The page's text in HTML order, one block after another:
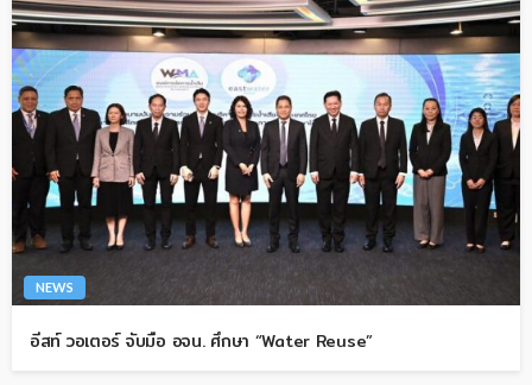
NEWS
อีสท์ วอเตอร์ จับมือ อจน. ศึกษา “Water Reuse”